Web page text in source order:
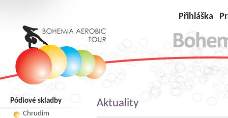
Přihláška
Pódiové skladby
Chrudim
Aktuality